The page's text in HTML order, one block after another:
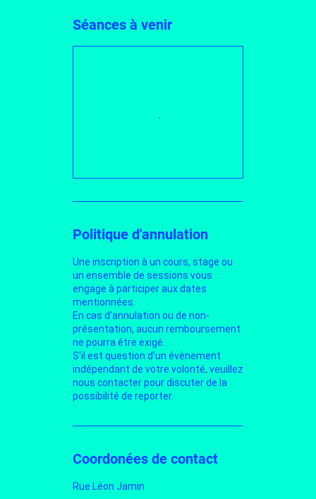
Séances à venir
Politique d'annulation
Une inscription à un cours, stage ou
un ensemble de sessions vous
engage à participer aux dates
mentionnées.
En cas d'annulation ou de non-
présentation, aucun remboursement
ne pourra être exigé.
S'il est question d'un évènement
indépendant de votre volonté, veuillez
nous contacter pour discuter de la
possibilité de reporter.
Coordonées de contact
Rue Léon Jamin